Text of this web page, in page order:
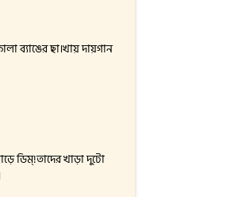
ব্যাঙের ছা।খায় দায়গান
ডিম্!তাদের খাড়া দুটো